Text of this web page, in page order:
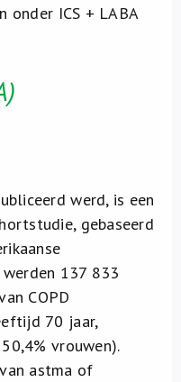
onder ICS + LABA
werd, is een
gebaseerd
137 833
COPD
70 jaar,
vrouwen).
astma of